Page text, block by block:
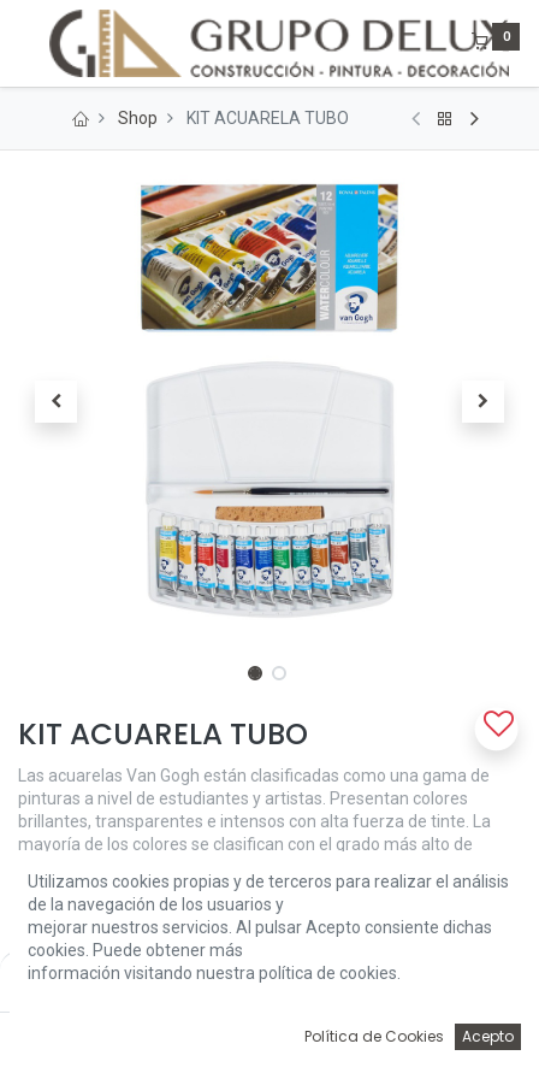
Price:
Add to Cart
0
Shop KIT ACUARELA TUBO
KIT ACUARELA TUBO
Las acuarelas Van Gogh están clasificadas como una gama de
pinturas a nivel de estudiantes y artistas. Presentan colores
brillantes, transparentes e intensos con alta fuerza de tinte. La
mayoría de los colores se clasifican con el grado más alto de
museo) con algunos colores calificados solo un paso por debajo en
++ (25-100 años en condiciones de museo). Gracias a la pureza y
viscosidad uniforme, estas acuarelas son fáciles de trabajar y
fáciles de mezclar. Este set de acuarelas de tubo de 12x10ml se
presenta en una caja de plástico y también incluye un cepillo de
este conjunto de selección general son: Amarillo limón
permanente 254, Amarillo Azo Medio 269, Luz roja permanente
Utilizamos cookies propias y de terceros para realizar el análisis
de la navegación de los usuarios y
mejorar nuestros servicios. Al pulsar Acepto consiente dichas
cookies. Puede obtener más
información visitando nuestra política de cookies.
Política de Cookies Acepto